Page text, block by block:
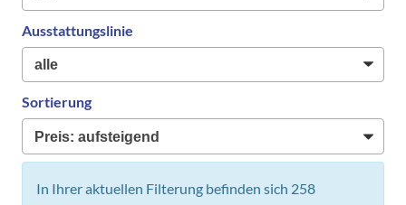
Ausstattungslinie
Sortierung
In Ihrer aktuellen Filterung befinden sich 258